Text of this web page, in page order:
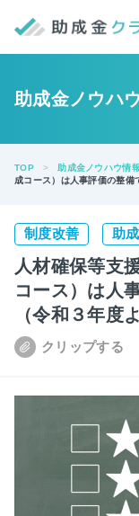
助成金ノウハ
TOP 助成金ノウハウ情報
成コース）は人事評価の整備
制度改善 助
人材確保等支
コース）は人
（令和３年度